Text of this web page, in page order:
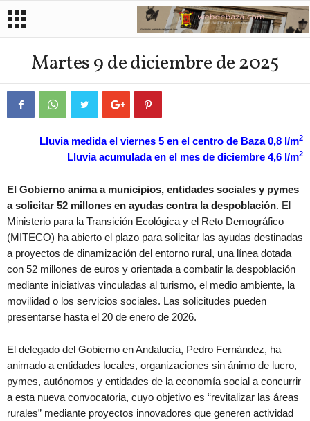
Martes 9 de diciembre de 2025
Lluvia medida el viernes 5 en el centro de Baza 0,8 l/m2
Lluvia acumulada en el mes de diciembre 4,6 l/m2
El Gobierno anima a municipios, entidades sociales y pymes
a solicitar 52 millones en ayudas contra la despoblación. El
Ministerio para la Transición Ecológica y el Reto Demográfico
(MITECO) ha abierto el plazo para solicitar las ayudas destinadas
a proyectos de dinamización del entorno rural, una línea dotada
con 52 millones de euros y orientada a combatir la despoblación
mediante iniciativas vinculadas al turismo, el medio ambiente, la
movilidad o los servicios sociales. Las solicitudes pueden
presentarse hasta el 20 de enero de 2026.
El delegado del Gobierno en Andalucía, Pedro Fernández, ha
animado a entidades locales, organizaciones sin ánimo de lucro,
pymes, autónomos y entidades de la economía social a concurrir
a esta nueva convocatoria, cuyo objetivo es “revitalizar las áreas
rurales” mediante proyectos innovadores que generen actividad